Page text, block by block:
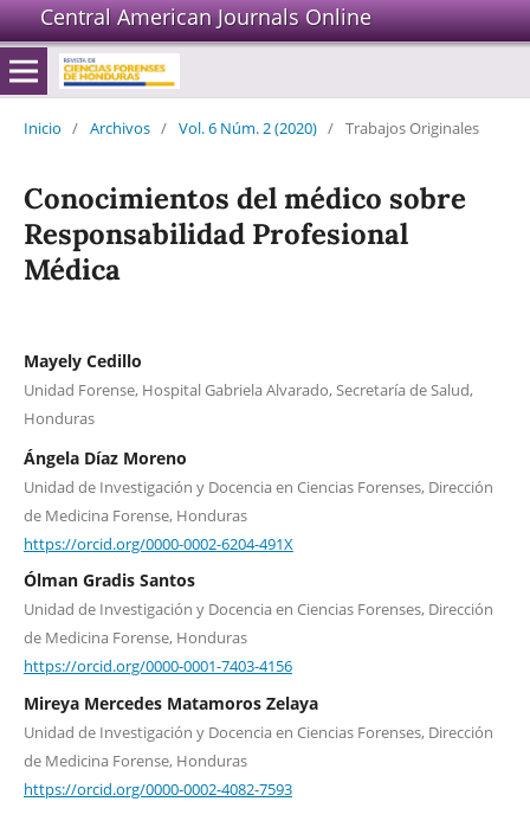
Central American Journals Online
Inicio / Archivos / Vol. 6 Núm. 2 (2020) / Trabajos Originales
Conocimientos del médico sobre
Responsabilidad Profesional
Médica
Mayely Cedillo
Unidad Forense, Hospital Gabriela Alvarado, Secretaría de Salud,
Honduras
Ángela Díaz Moreno
Unidad de Investigación y Docencia en Ciencias Forenses, Dirección
de Medicina Forense, Honduras
https://orcid.org/0000-0002-6204-491X
Ólman Gradis Santos
Unidad de Investigación y Docencia en Ciencias Forenses, Dirección
de Medicina Forense, Honduras
https://orcid.org/0000-0001-7403-4156
Mireya Mercedes Matamoros Zelaya
Unidad de Investigación y Docencia en Ciencias Forenses, Dirección
de Medicina Forense, Honduras
https://orcid.org/0000-0002-4082-7593